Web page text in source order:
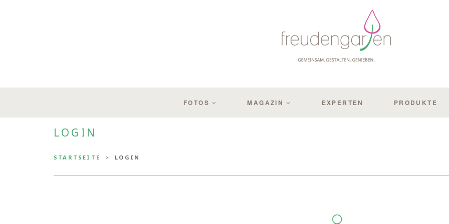
FOTOS MAGAZIN EXPERTEN PRODUKTE
LOGIN
STARTSEITE LOGIN